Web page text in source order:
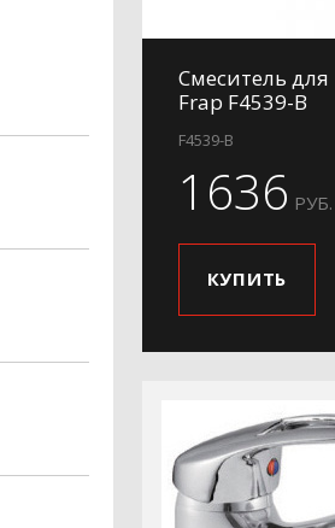
Смеситель для
Frap F4539-B
F4539-B
1636 РУБ.
КУПИТЬ